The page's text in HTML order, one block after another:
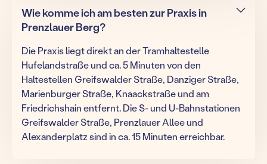
Wie komme ich am besten zur Praxis in
Prenzlauer Berg?
Die Praxis liegt direkt an der Tramhaltestelle
Hufelandstraße und ca. 5 Minuten von den
Haltestellen Greifswalder Straße, Danziger Straße,
Marienburger Straße, Knaackstraße und am
Friedrichshain entfernt. Die S- und U-Bahnstationen
Greifswalder Straße, Prenzlauer Allee und
Alexanderplatz sind in ca. 15 Minuten erreichbar.